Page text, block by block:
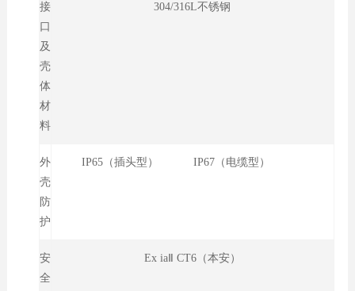
接
口
及
壳
体
材
料
304/316L不锈钢
外
壳
防
护
IP65（插头型） IP67（电缆型）
安
全
Ex iaⅡ CT6（本安）